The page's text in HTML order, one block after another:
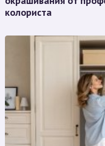
колориста